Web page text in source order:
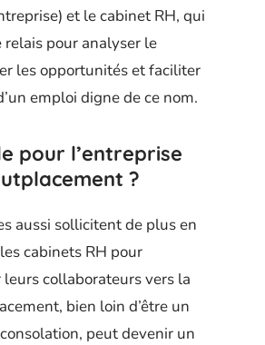
et le cabinet RH, qui
relais pour analyser le
les opportunités et faciliter
emploi digne de ce nom.
pour l’entreprise
?
aussi sollicitent de plus en
cabinets RH pour
leurs collaborateurs vers la
bien loin d’être un
peut devenir un